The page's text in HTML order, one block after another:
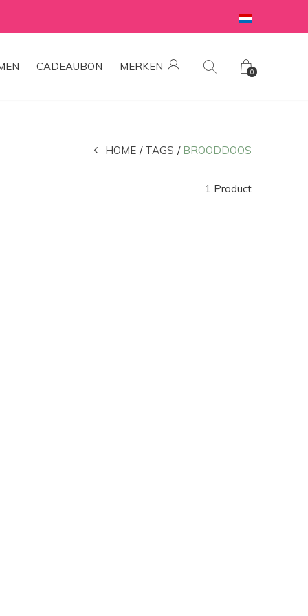
CADEAUBON MERKEN 0
HOME TAGS BROODDOOS
1 Product